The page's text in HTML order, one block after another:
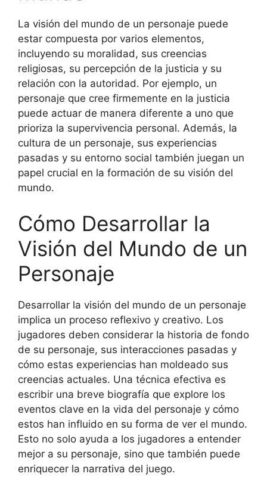
La visión del mundo de un personaje puede
estar compuesta por varios elementos,
incluyendo su moralidad, sus creencias
religiosas, su percepción de la justicia y su
relación con la autoridad. Por ejemplo, un
personaje que cree firmemente en la justicia
puede actuar de manera diferente a uno que
prioriza la supervivencia personal. Además, la
cultura de un personaje, sus experiencias
pasadas y su entorno social también juegan un
papel crucial en la formación de su visión del
mundo.
Cómo Desarrollar la
Visión del Mundo de un
Personaje
Desarrollar la visión del mundo de un personaje
implica un proceso reflexivo y creativo. Los
jugadores deben considerar la historia de fondo
de su personaje, sus interacciones pasadas y
cómo estas experiencias han moldeado sus
creencias actuales. Una técnica efectiva es
escribir una breve biografía que explore los
eventos clave en la vida del personaje y cómo
estos han influido en su forma de ver el mundo.
Esto no solo ayuda a los jugadores a entender
mejor a su personaje, sino que también puede
enriquecer la narrativa del juego.